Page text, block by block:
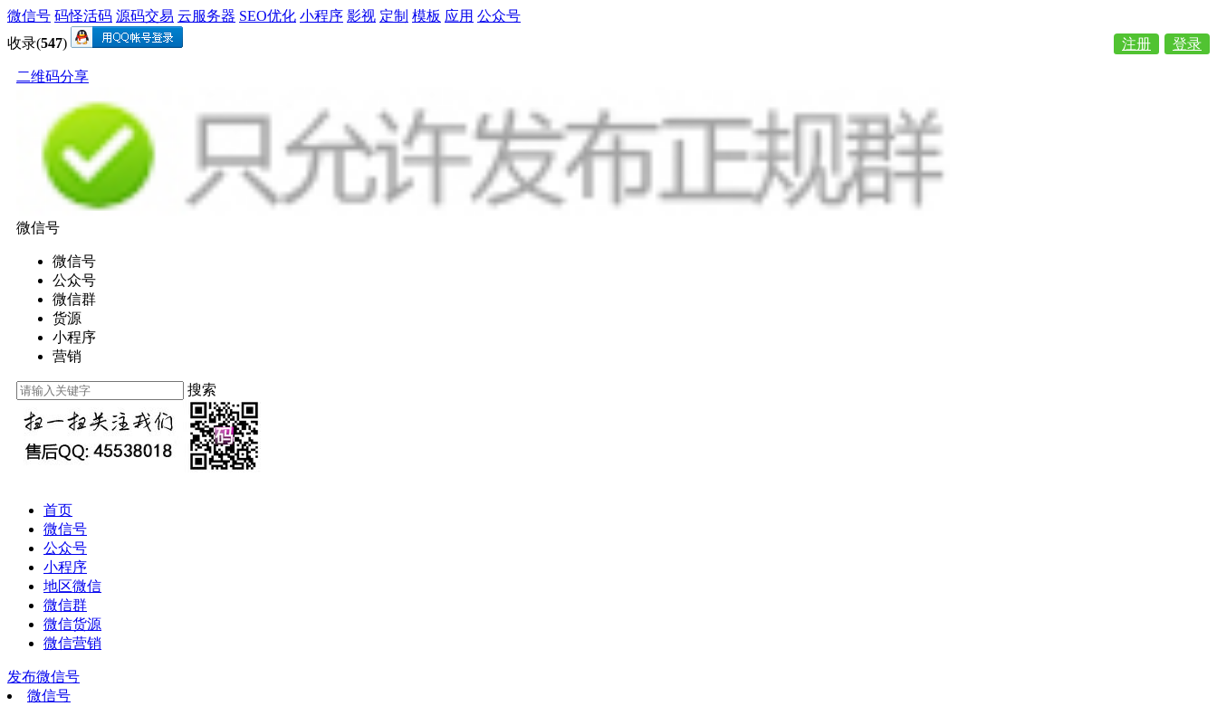
微信号 码怪活码 源码交易 云服务器 SEO优化 小程序 影视 定制 模板 应用 公众号
收录(547) 登录
注册
二维码分享
微信号
微信号
公众号
微信群
货源
小程序
营销
搜索
首页
微信号
公众号
小程序
地区微信
微信群
微信货源
微信营销
发布微信号
微信号